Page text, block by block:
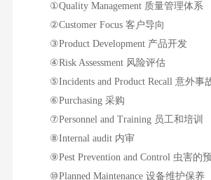
①Quality Management 质量管理体系
②Customer Focus 客户导向
③Product Development 产品开发
④Risk Assessment 风险评估
⑤Incidents and Product Recall 意外事
⑥Purchasing 采购
⑦Personnel and Training 员工和培训
⑧Internal audit 内审
⑨Pest Prevention and Control 虫害的
⑩Planned Maintenance 设备维护保养